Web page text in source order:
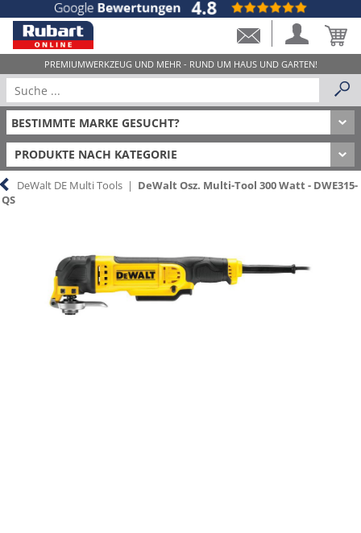
PRODUKTE NACH KATEGORIE
DeWalt DE Multi Tools | DeWalt Osz. Multi-Tool 300 Watt - DWE315-
QS